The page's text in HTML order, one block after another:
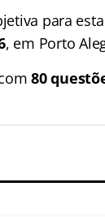
para
, em Porto
80